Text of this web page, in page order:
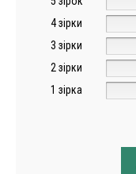
4 зірки
3 зірки
2 зірки
1 зірка